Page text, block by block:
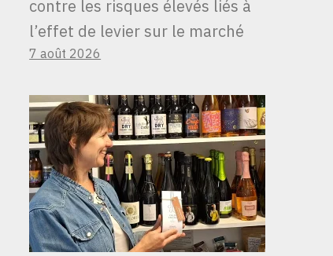
LE CANAL DE
PANAMA MET AUX
ENCHÈRES
contre les risques élevés liés à
l’effet de levier sur le marché
7 août 2026